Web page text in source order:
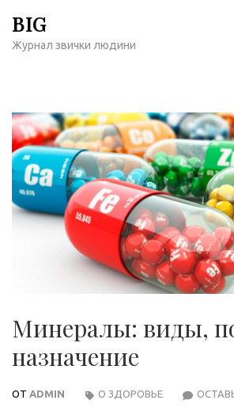
содержимому
BIG
Журнал звички людини
Минералы: виды,
назначение
ОТ ADMIN О ЗДОРОВЬЕ